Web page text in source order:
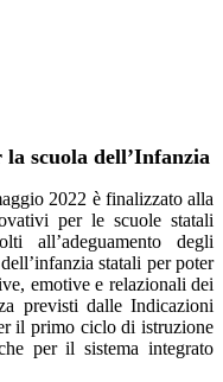
scuola dell’Infanzia
2022 è finalizzato alla
per le scuole statali
all’adeguamento degli
statali per poter
emotive e relazionali dei
previsti dalle Indicazioni
il primo ciclo di istruzione
per il sistema integrato